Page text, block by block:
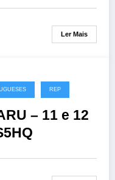
Ler Mais
REP
– 11 e 12